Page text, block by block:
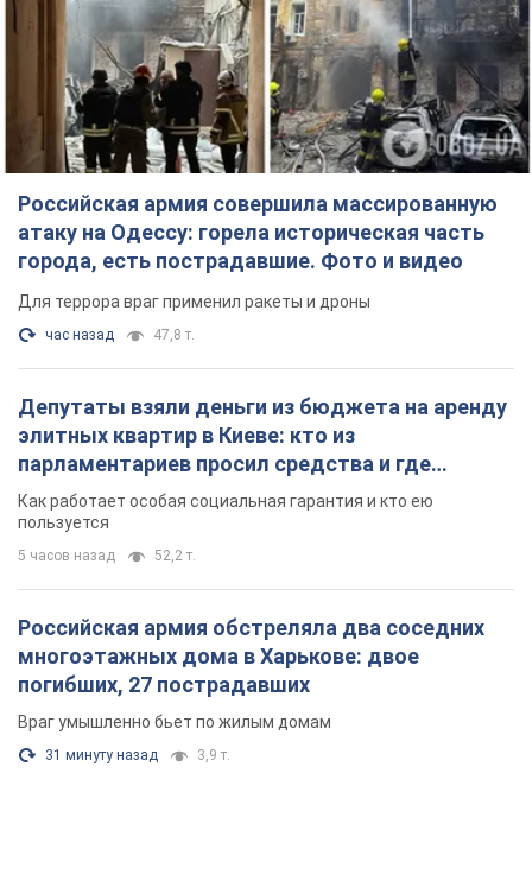
Российская армия совершила массированную
атаку на Одессу: горела историческая часть
города, есть пострадавшие. Фото и видео
Для террора враг применил ракеты и дроны
час назад 47,8 т.
Депутаты взяли деньги из бюджета на аренду
элитных квартир в Киеве: кто из
парламентариев просил средства и где
поселился
Как работает особая социальная гарантия и кто ею
пользуется
5 часов назад 52,2 т.
Российская армия обстреляла два соседних
многоэтажных дома в Харькове: двое
погибших, 27 пострадавших
Враг умышленно бьет по жилым домам
31 минуту назад 3,9 т.